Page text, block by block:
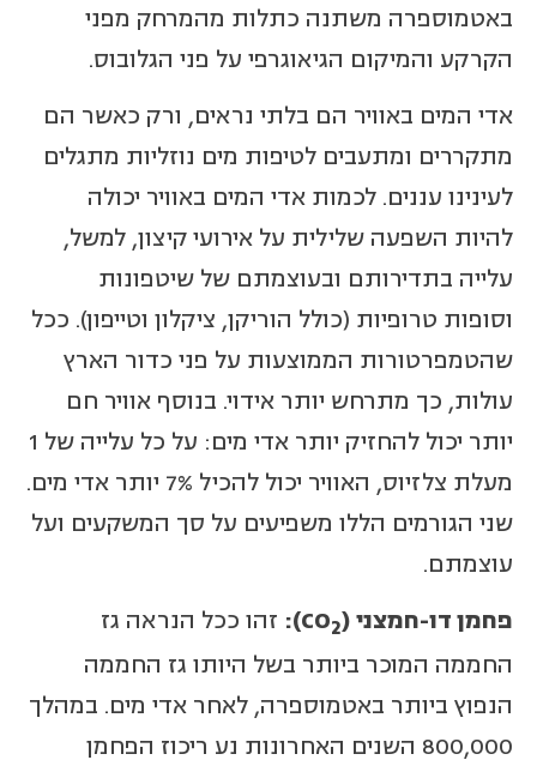
באטמוספרה משתנה כתלות מהמרחק מפני
הקרקע והמיקום הגיאוגרפי על פני הגלובוס.
אדי המים באוויר הם בלתי נראים, ורק כאשר הם
מתקררים ומתעבים לטיפות מים נוזליות מתגלים
לעינינו עננים. לכמות אדי המים באוויר יכולה
להיות השפעה שלילית על אירועי קיצון, למשל,
עלייה בתדירותם ובעוצמתם של שיטפונות
וסופות טרופיות (כולל הוריקן, ציקלון וטייפון). ככל
שהטמפרטורות הממוצעות על פני כדור הארץ
עולות, כך מתרחש יותר אידוי. בנוסף אוויר חם
יותר יכול להחזיק יותר אדי מים: על כל עלייה של 1
מעלת צלזיוס, האוויר יכול להכיל 7% יותר אדי מים.
שני הגורמים הללו משפיעים על סך המשקעים ועל
עוצמתם.
פחמן דו-חמצני(
CO2
): זהו ככל הנראה גז
החממה המוכר ביותר בשל היותו גז החממה
הנפוץ ביותר באטמוספרה, לאחר אדי מים. במהלך
800,000 השנים האחרונות נע ריכוז הפחמן